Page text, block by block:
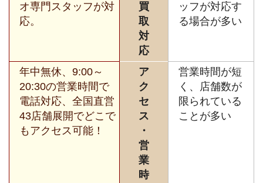
オ専門スタッフが対
応。
買
取
対
応
ッフが対応す
る場合が多い
年中無休、9:00～
20:30の営業時間で
電話対応、全国直営
43店舗展開でどこで
もアクセス可能！
ア
ク
セ
ス
・
営
業
時
営業時間が短
く、店舗数が
限られている
ことが多い